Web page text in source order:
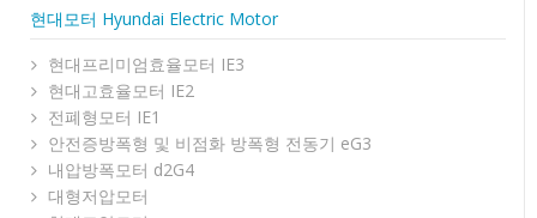
현대모터 Hyundai Electric Motor
현대프리미엄효율모터 IE3
현대고효율모터 IE2
전폐형모터 IE1
안전증방폭형 및 비점화 방폭형 전동기 eG3
내압방폭모터 d2G4
대형저압모터